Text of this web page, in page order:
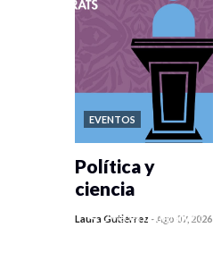
EVENTOS
0 veces compartido
Política y
ciencia
Laura Gutiérrez -Ago 07, 2026